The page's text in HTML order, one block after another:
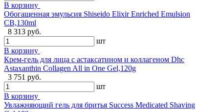
В корзину
Обогащенная эмульсия Shiseido Elixir Enriched Emulsion
CB,130ml
8 313 руб.
шт
В корзину
Крем-гель для лица с астаксатином и коллагеном Dhc
Astaxanthin Collagen All in One Gel,120g
3 751 руб.
шт
В корзину
Увлажняющий гель для бритья Success Medicated Shaving